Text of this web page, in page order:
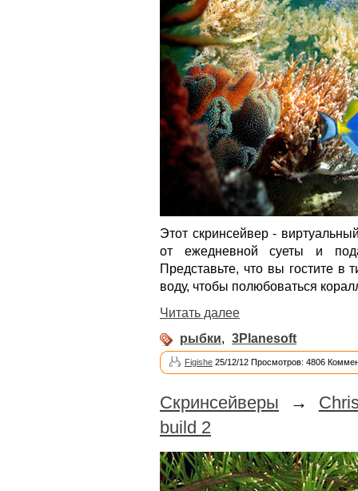
Этот скринсейвер -
от ежедневной суеты и
Представьте, что вы гостите в
воду, чтобы полюбоваться
Читать далее
рыбки, 3Planesoft
Figishe 25/12/12 Просмотров: 4806
Скринсейверы →
build 2